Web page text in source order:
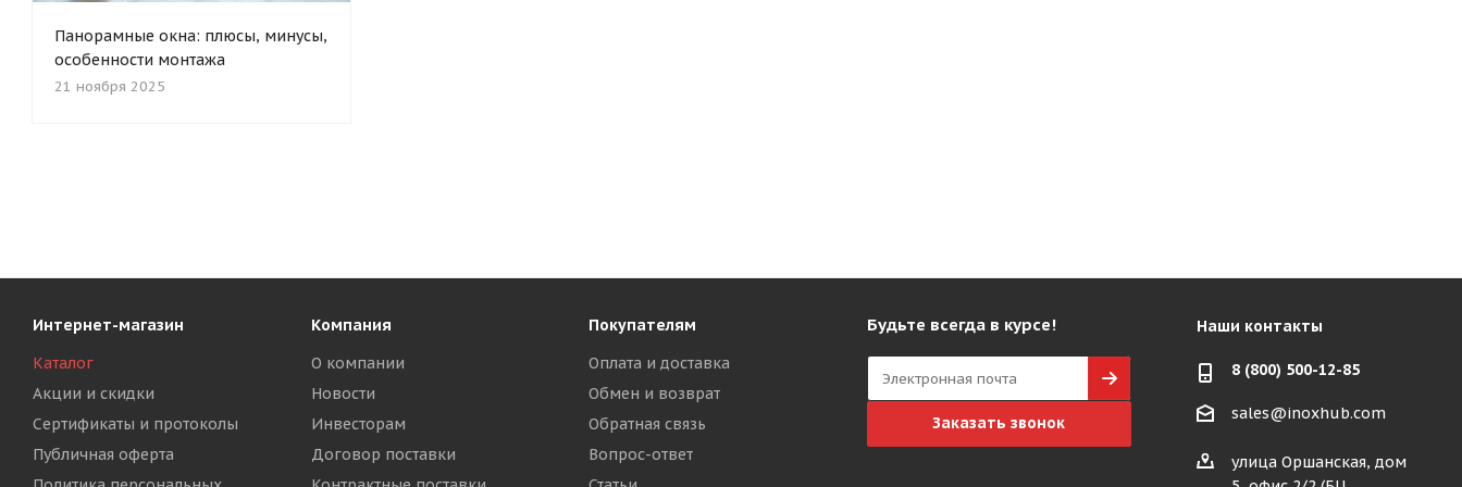
Панорамные окна: плюсы, минусы,
особенности монтажа
21 ноября 2025
Интернет-магазин
Каталог
Акции и скидки
Сертификаты и протоколы
Публичная оферта
Компания
О компании
Новости
Инвесторам
Договор поставки
Покупателям
Оплата и доставка
Обмен и возврат
Обратная связь
Вопрос-ответ
Будьте всегда в курсе!
Заказать звонок
Наши контакты
8 (800) 500-12-85
sales@inoxhub.com
улица Оршанская, дом